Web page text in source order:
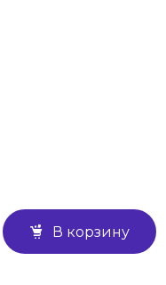
В корзину